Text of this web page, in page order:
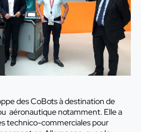
des CoBots à destination de
aéronautique notamment. Elle a
technico-commerciales pour